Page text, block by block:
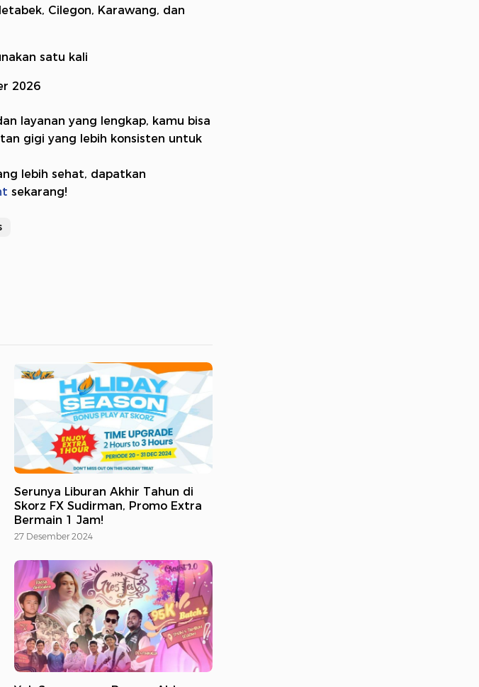
Cilegon, Karawang, dan
satu kali
2026
layanan yang lengkap, kamu bisa
gigi yang lebih konsisten untuk
lebih sehat, dapatkan
sekarang!
Serunya Liburan Akhir Tahun di
Skorz FX Sudirman, Promo Extra
Bermain 1 Jam!
27 Desember 2024